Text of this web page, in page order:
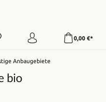
0,00 €*
Anbaugebiete
bio